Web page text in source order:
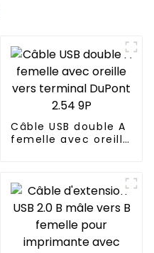
Câble USB double A
femelle avec oreille